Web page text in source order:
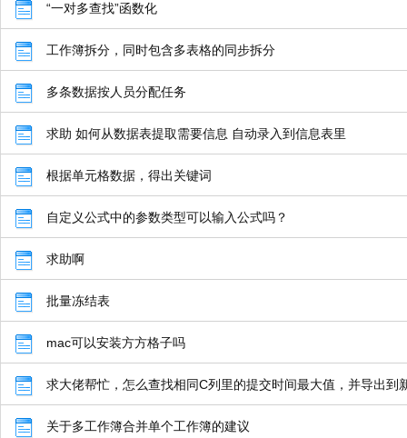
“一对多查找”函数化
工作簿拆分，同时包含多表格的同步拆分
多条数据按人员分配任务
求助 如何从数据表提取需要信息 自动录入到信息表里
根据单元格数据，得出关键词
自定义公式中的参数类型可以输入公式吗？
求助啊
批量冻结表
mac可以安装方方格子吗
求大佬帮忙，怎么查找相同C列里的提交时间最大值，并导出到
关于多工作簿合并单个工作簿的建议